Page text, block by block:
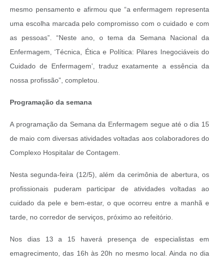
mesmo pensamento e afirmou que “a enfermagem representa
uma escolha marcada pelo compromisso com o cuidado e com
as pessoas”. “Neste ano, o tema da Semana Nacional da
Enfermagem, ‘Técnica, Ética e Política: Pilares Inegociáveis do
Cuidado de Enfermagem’, traduz exatamente a essência da
nossa profissão”, completou.
Programação da semana
A programação da Semana da Enfermagem segue até o dia 15
de maio com diversas atividades voltadas aos colaboradores do
Complexo Hospitalar de Contagem.
Nesta segunda-feira (12/5), além da cerimônia de abertura, os
profissionais puderam participar de atividades voltadas ao
cuidado da pele e bem-estar, o que ocorreu entre a manhã e
tarde, no corredor de serviços, próximo ao refeitório.
Nos dias 13 a 15 haverá presença de especialistas em
emagrecimento, das 16h às 20h no mesmo local. Ainda no dia